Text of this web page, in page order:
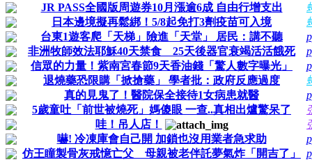
JR PASS全國版周遊券10月漲逾6成 自由行增支出
日本邊境擬再鬆綁！5/8起免打3劑疫苗可入境
台東1遊客爬「天梯」險進「天堂」 居民：講不聽
非洲牧師效法耶穌40天禁食 25天後器官衰竭活活餓死
信眾的力量！紫南宮春節9天香油錢「驚人數字曝光」
退燒藥恐限購「掀搶藥」 學者批：政府反應過度
真的見鬼了！醫院保全接待1女病患就醫
5歲童吐「前世被燒死」媽傻眼 一查..真相出爐驚呆了
哇！吊人店！
嚇! 冷凍庫會自己開 加鎖也沒用業者急求助
仿王瞳製骨灰戒憶亡父 母親被老伴託夢氣炸「開吉了」